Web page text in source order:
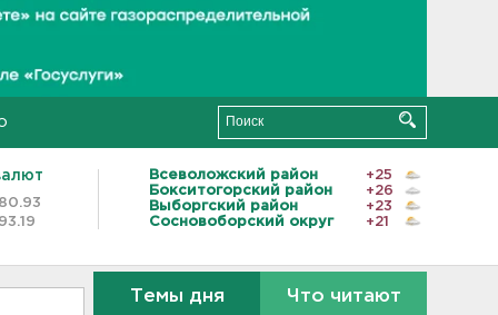
80.93
93.19
Всеволожский район
+25
Бокситогорский район
+26
Выборгский район
+23
Сосновоборский округ
+21
Темы дня Что читают